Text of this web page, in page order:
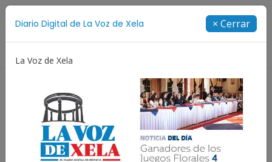
Diario Digital de La Voz de Xela × Cerrar
La Voz de Xela